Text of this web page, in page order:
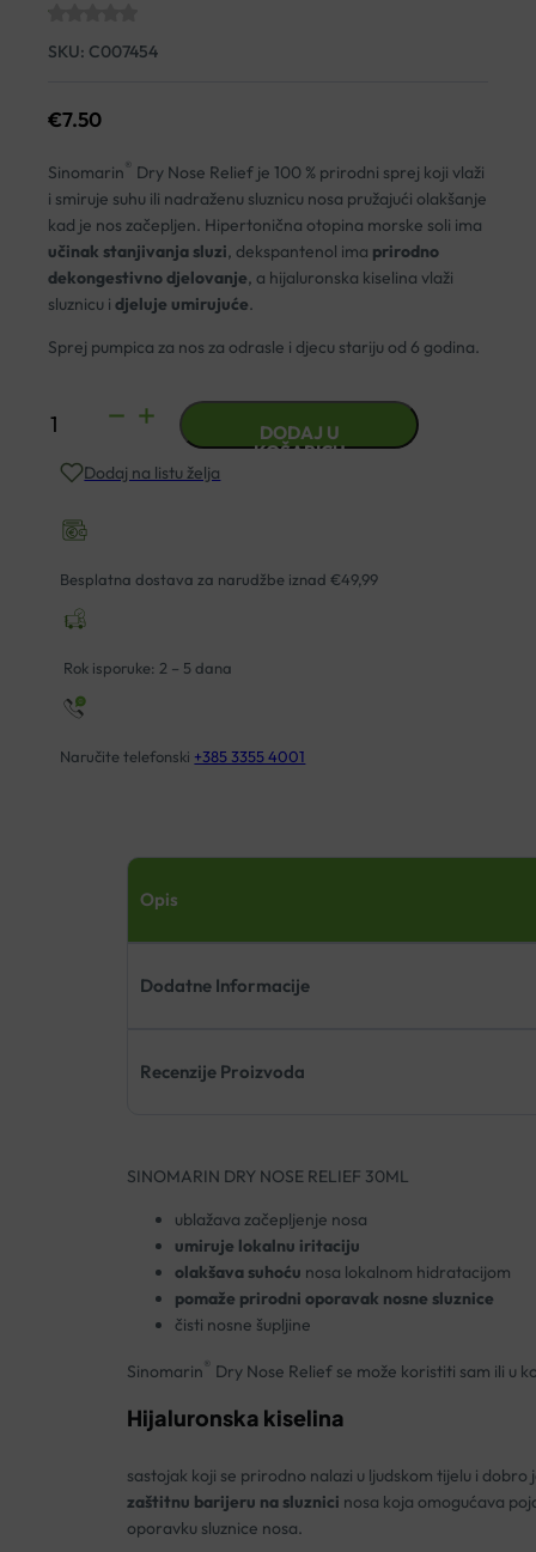
SKU: C007454
€7.50
Sinomarin ® Dry Nose Relief je 100 % prirodni sprej koji vlaži
i smiruje suhu ili nadraženu sluznicu nosa pružajući olakšanje
kad je nos začepljen. Hipertonična otopina morske soli ima
učinak stanjivanja sluzi, dekspantenol ima prirodno
dekongestivno djelovanje, a hijaluronska kiselina vlaži
sluznicu idjeluje umirujuće.
Sprej pumpica za nos za odrasle i djecu stariju od 6 godina.
SINOMARIN
NOSE
30ML
količina
DODAJ U
KOŠARICU
Dodaj na listu želja
Besplatna dostava za narudžbe iznad €49,99
Rok isporuke: 2 – 5 dana
Naručite telefonski +385 3355 4001
Opis
Dodatne Informacije
Recenzije Proizvoda
SINOMARIN DRY NOSE RELIEF 30ML
ublažava začepljenje nosa
umiruje lokalnu iritaciju
olakšava suhoću nosa lokalnom hidratacijom
pomaže prirodni oporavak nosne sluznice
čisti nosne šupljine
Sinomarin ® Dry Nose Relief se može koristiti sam ili u
Hijaluronska kiselina
sastojak koji se prirodno nalazi u ljudskom tijelu i
zaštitnu barijeru na sluznici nosa koja omogućava
oporavku sluznice nosa.